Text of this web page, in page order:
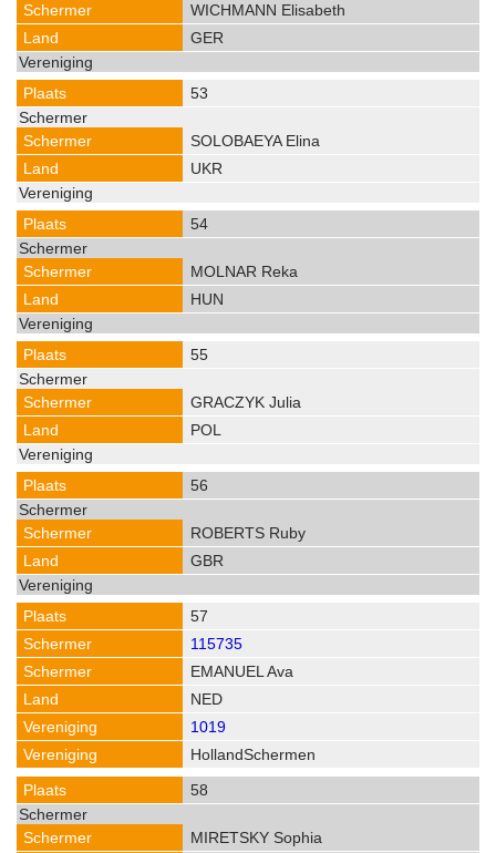
WICHMANN Elisabeth
GER
53
SOLOBAEYA Elina
UKR
54
MOLNAR Reka
HUN
55
GRACZYK Julia
POL
56
ROBERTS Ruby
GBR
57
115735
EMANUEL Ava
NED
1019
HollandSchermen
58
MIRETSKY Sophia